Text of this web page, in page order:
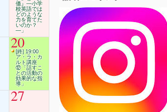
価』―小学
校英語では
どのような
力を育てた
いのか？
―」
20
[終] 19:00
ア・ラ・カ
ルト講座
⑫「話すこ
との活動の
効果的な指
導」
27